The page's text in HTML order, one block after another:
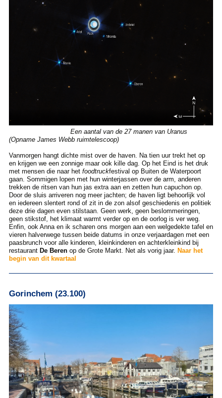
Een aantal van de 27 manen van Uranus
(Opname James Webb ruimtelescoop)
Vanmorgen hangt dichte mist over de haven. Na tien uur trekt het op
en krijgen we een zonnige maar ook kille dag. Op het Eind is het druk
met mensen die naar het foodtruckfestival op Buiten de Waterpoort
gaan. Sommigen lopen met hun winterjassen over de arm, anderen
trekken de ritsen van hun jas extra aan en zetten hun capuchon op.
Door de sluis arriveren nog meer jachten; de haven ligt behoorlijk vol
en iedereen slentert rond of zit in de zon alsof geschiedenis en politiek
deze drie dagen even stilstaan. Geen werk, geen beslommeringen,
geen stikstof, het klimaat warmt verder op en de oorlog is ver weg.
Enfin, ook Anna en ik scharen ons morgen aan een welgedekte tafel en
vieren halverwege tussen beide datums in onze verjaardagen met een
paasbrunch voor alle kinderen, kleinkinderen en achterkleinkind bij
restaurant De Berenop de Grote Markt. Net als vorig jaar. Naar het
begin van dit kwartaal
Gorinchem (23.100)